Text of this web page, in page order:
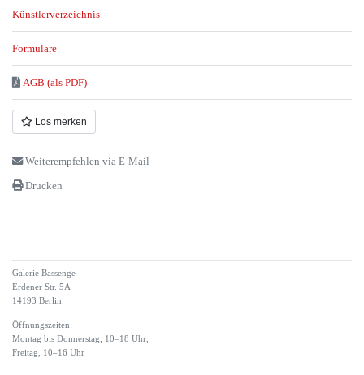
Künstlerverzeichnis
Formulare
AGB (als PDF)
Los merken
Weiterempfehlen via E-Mail
Drucken
Galerie Bassenge
Erdener Str. 5A
14193 Berlin
Öffnungszeiten:
Montag bis Donnerstag, 10–18 Uhr,
Freitag, 10–16 Uhr